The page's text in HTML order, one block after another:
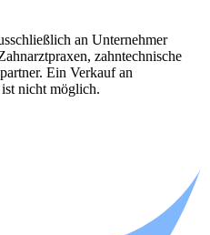
an Unternehmer
zahntechnische
Ein Verkauf an
nicht möglich.